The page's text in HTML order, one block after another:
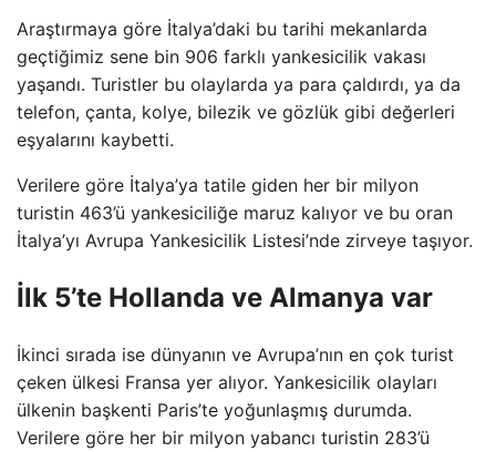
Araştırmaya göre İtalya’daki bu tarihi mekanlarda
geçtiğimiz sene bin 906 farklı yankesicilik vakası
yaşandı. Turistler bu olaylarda ya para çaldırdı, ya da
telefon, çanta, kolye, bilezik ve gözlük gibi değerleri
eşyalarını kaybetti.
Verilere göre İtalya’ya tatile giden her bir milyon
turistin 463’ü yankesiciliğe maruz kalıyor ve bu oran
İtalya’yı Avrupa Yankesicilik Listesi’nde zirveye taşıyor.
İlk 5’te Hollanda ve Almanya var
İkinci sırada ise dünyanın ve Avrupa’nın en çok turist
çeken ülkesi Fransa yer alıyor. Yankesicilik olayları
ülkenin başkenti Paris’te yoğunlaşmış durumda.
Verilere göre her bir milyon yabancı turistin 283’ü